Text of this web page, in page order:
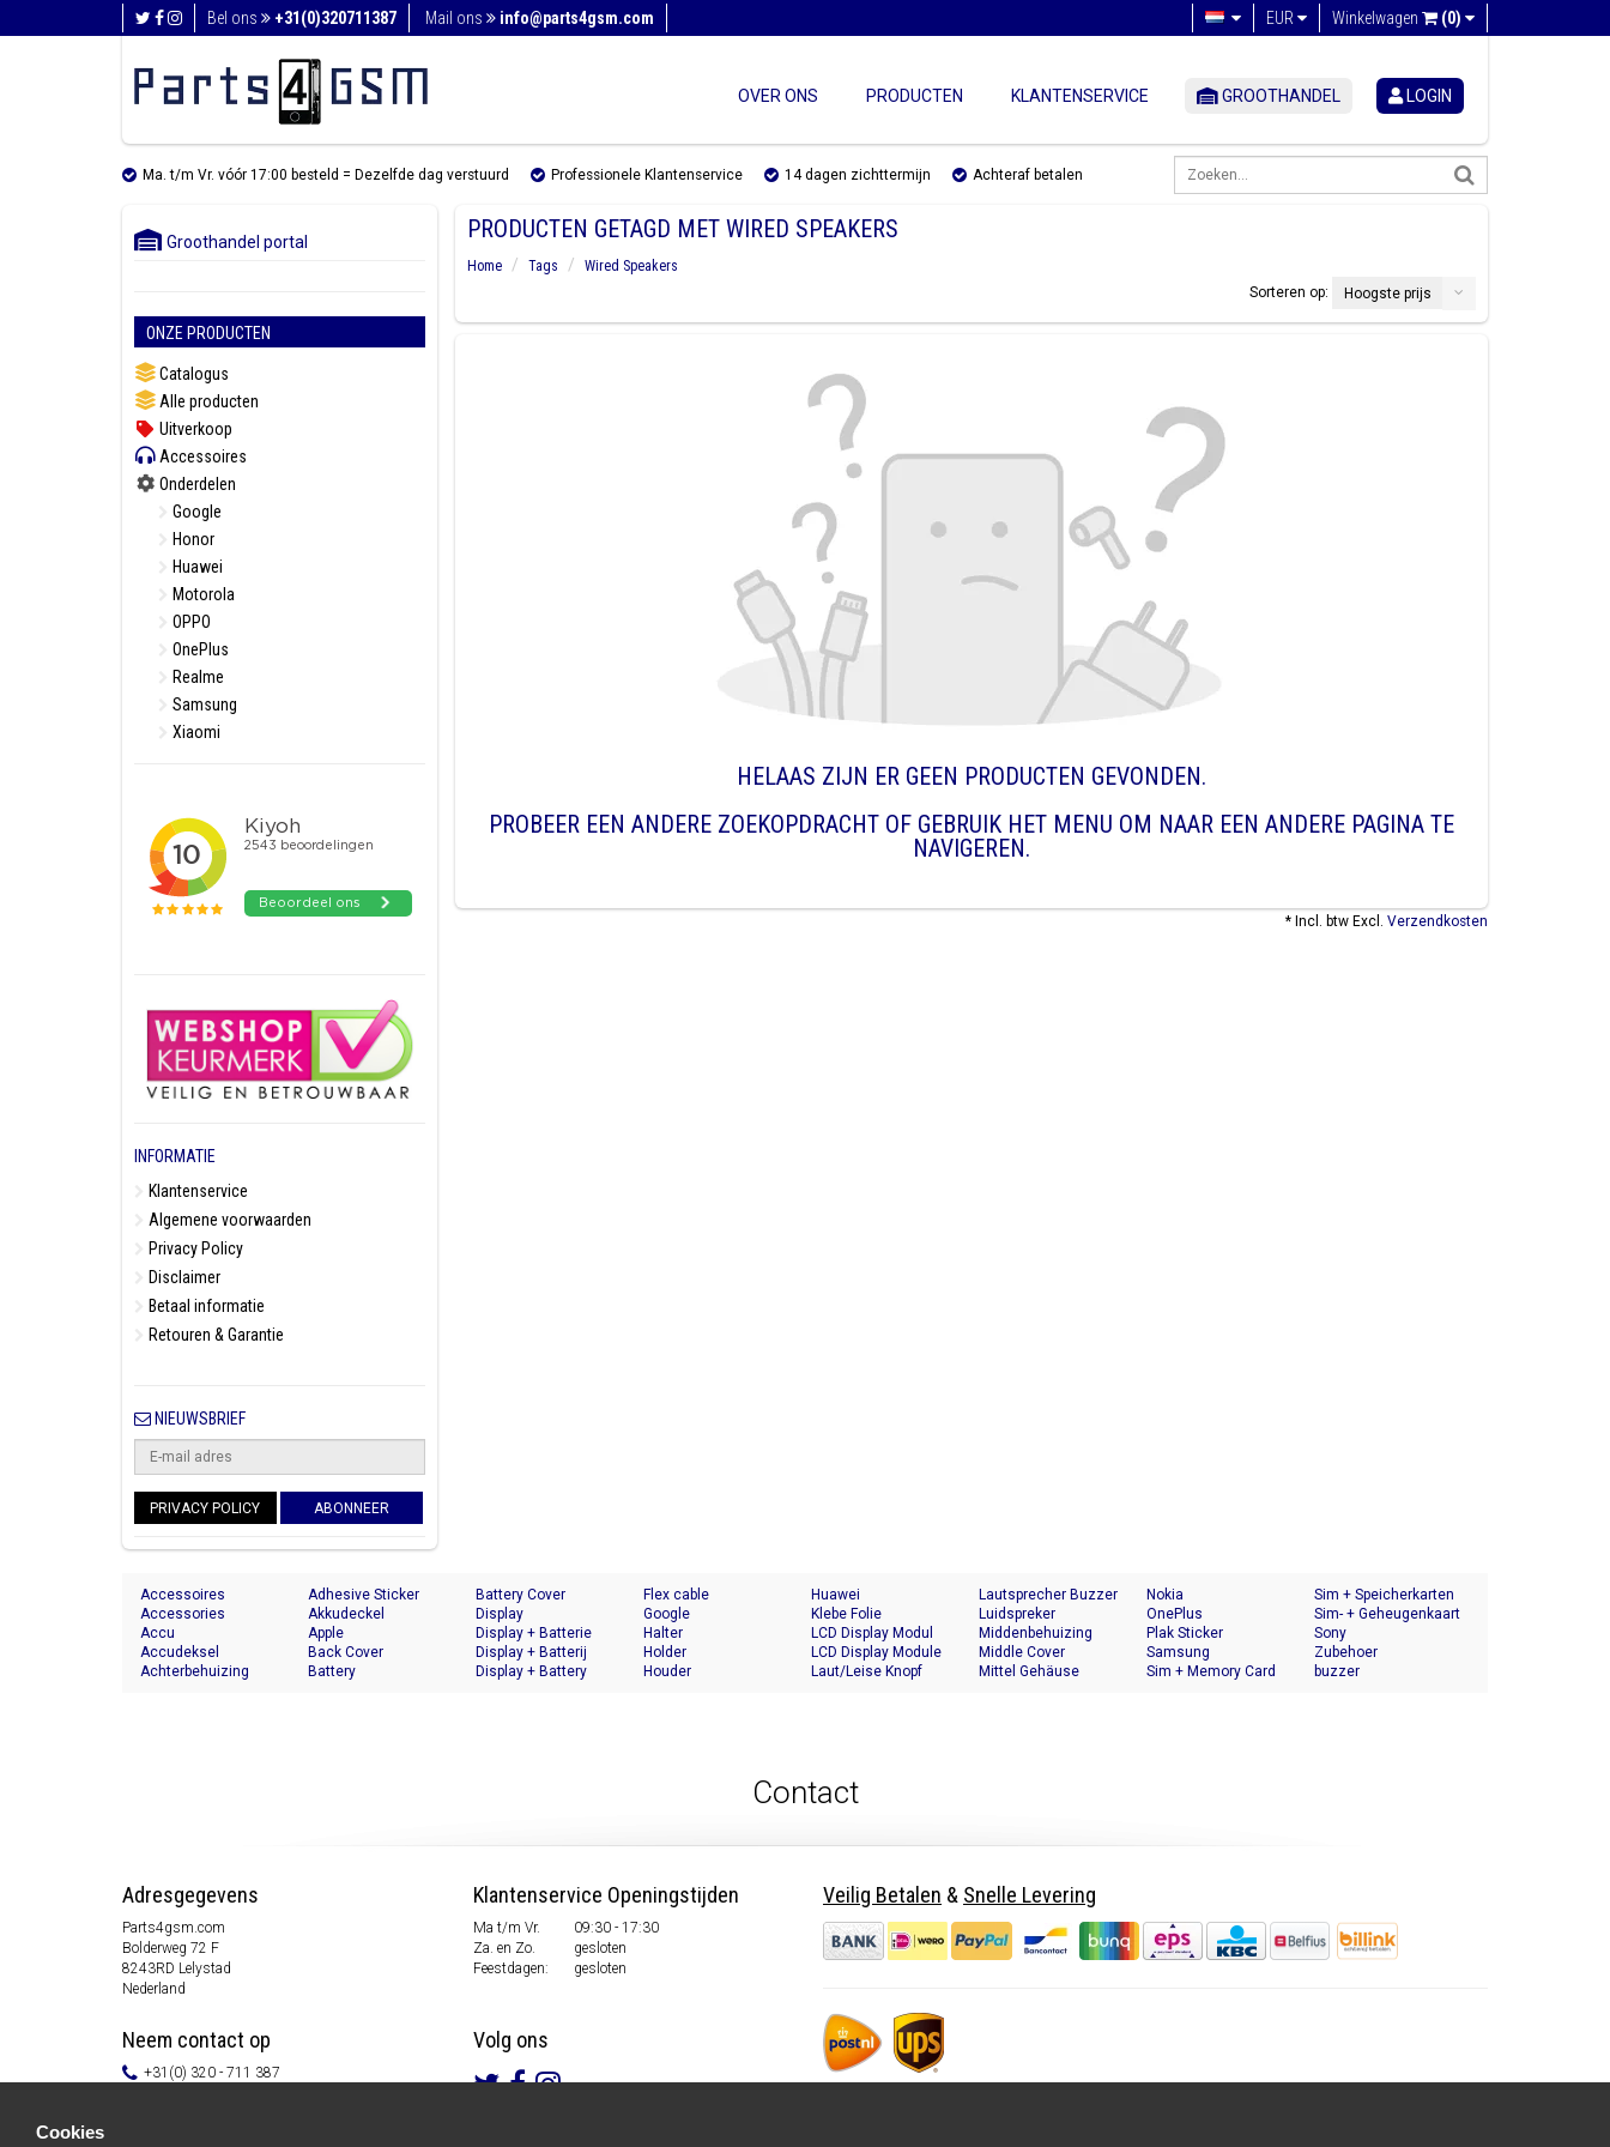
Bel ons +31(0)320711387 Mail ons info@parts4gsm.com Winkelwagen (0)
EUR
OVER ONS PRODUCTEN KLANTENSERVICE GROOTHANDEL LOGIN
Ma. t/m Vr. vóór 17:00 besteld = Dezelfde dag verstuurd Professionele Klantenservice 14 dagen zichttermijn Achteraf betalen
Groothandel portal
ONZE PRODUCTEN
Catalogus
Alle producten
Uitverkoop
Accessoires
Onderdelen
Google
Honor
Huawei
Motorola
OPPO
OnePlus
Realme
Samsung
Xiaomi
INFORMATIE
Klantenservice
Algemene voorwaarden
Privacy Policy
Disclaimer
Betaal informatie
Retouren & Garantie
NIEUWSBRIEF
PRIVACY POLICY ABONNEER
PRODUCTEN GETAGD MET WIRED SPEAKERS
Home Tags
Wired Speakers
Sorteren op:
Hoogste prijs
HELAAS ZIJN ER GEEN PRODUCTEN GEVONDEN.
PROBEER EEN ANDERE ZOEKOPDRACHT OF GEBRUIK HET MENU OM NAAR EEN ANDERE PAGINA TE
NAVIGEREN.
* Incl. btw Excl. Verzendkosten
Accessoires
Accessories
Accu
Accudeksel
Achterbehuizing
Adhesive Sticker
Akkudeckel
Apple
Back Cover
Battery
Battery Cover
Display
Display + Batterie
Display + Batterij
Display + Battery
Flex cable
Google
Halter
Holder
Houder
Huawei
Klebe Folie
LCD Display Modul
LCD Display Module
Laut/Leise Knopf
Lautsprecher Buzzer
Luidspreker
Middenbehuizing
Middle Cover
Mittel Gehäuse
Nokia
OnePlus
Plak Sticker
Samsung
Sim + Memory Card
Sim + Speicherkarten
Halter
Sim- + Geheugenkaart
Houder
Sony
Zubehoer
buzzer
Contact
Adresgegevens
Parts4gsm.com
Bolderweg 72 F
8243RD Lelystad
Nederland
Neem contact op
+31(0) 320 - 711 387
Klantenservice Openingstijden
Ma t/m Vr.
09:30 - 17:30
Za. en Zo.
gesloten
Feestdagen:
gesloten
Volg ons
Veilig Betalen & Snelle Levering
Cookies